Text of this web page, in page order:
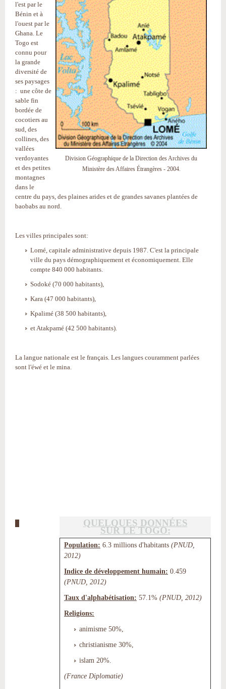
Division Géographique de la Direction des Archives du
Ministère des Affaires Étrangères - 2004.
l'est par le
Bénin et à
l'ouest par le
Ghana. Le
Togo est
connu pour
la grande
diversité de
ses paysages
: une côte de
sable fin
bordée de
cocotiers au
sud, des
collines, des
vallées
verdoyantes
et des petites
montagnes
dans le
centre du pays, des plaines arides et de grandes savanes plantées de
baobabs au nord.
Les villes principales sont:
Lomé, capitale administrative depuis 1987. C'est la principale
ville du pays démographiquement et économiquement. Elle
compte 840 000 habitants.
Sodoké (70 000 habitants),
Kara (47 000 habitants),
Kpalimé (38 500 habitants),
et Atakpamé (42 500 habitants).
La langue nationale est le français. Les langues couramment parlées
sont l'éwé et le mina.
QUELQUES DONNÉES
SUR LE TOGO:
Population: 6.3 millions d'habitants (PNUD,
2012)
Indice de développement humain: 0.459
(PNUD, 2012)
Taux d'alphabétisation: 57.1% (PNUD, 2012)
Religions:
animisme 50%,
christianisme 30%,
islam 20%.
(France Diplomatie)